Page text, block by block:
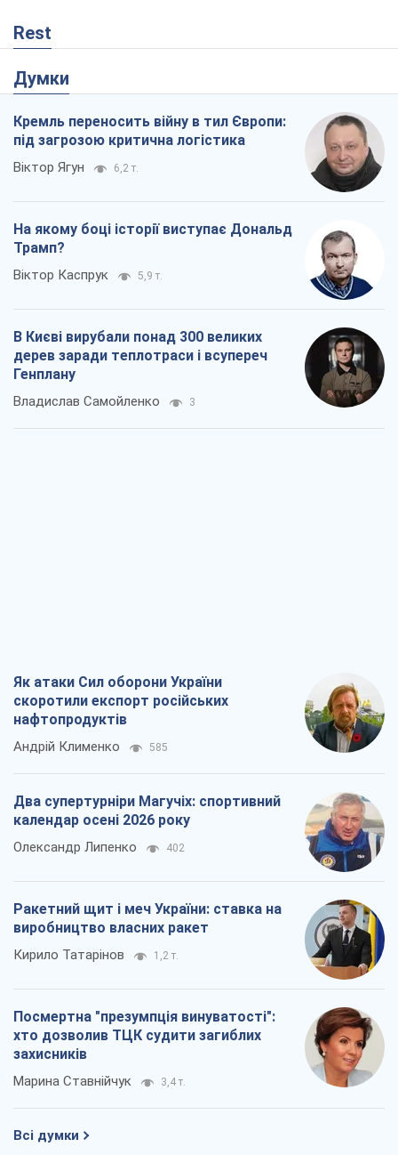
Rest
Думки
Кремль переносить війну в тил Європи:
під загрозою критична логістика
Віктор Ягун 6,2 т.
На якому боці історії виступає Дональд
Трамп?
Віктор Каспрук 5,9 т.
В Києві вирубали понад 300 великих
дерев заради теплотраси і всупереч
Генплану
Владислав Самойленко 3
Як атаки Сил оборони України
скоротили експорт російських
нафтопродуктів
Андрій Клименко 585
Два супертурніри Магучіх: спортивний
календар осені 2026 року
Олександр Липенко 402
Ракетний щит і меч України: ставка на
виробництво власних ракет
Кирило Татарінов 1,2 т.
Посмертна "презумпція винуватості":
хто дозволив ТЦК судити загиблих
захисників
Марина Ставнійчук 3,4 т.
Всі думки